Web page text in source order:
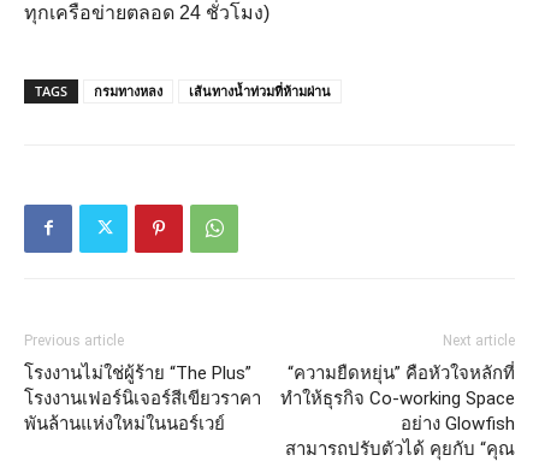
ทุกเครือข่ายตลอด 24 ชั่วโมง)
TAGS กรมทางหลง เส้นทางน้ำท่วมที่ห้ามผ่าน
Previous article
โรงงานไม่ใช่ผู้ร้าย “The Plus”
โรงงานเฟอร์นิเจอร์สีเขียวราคา
พันล้านแห่งใหม่ในนอร์เวย์
Next article
“ความยืดหยุ่น” คือหัวใจหลักที่
ทำให้ธุรกิจ Co-working Space
อย่าง Glowfish
สามารถปรับตัวได้ คุยกับ “คุณ